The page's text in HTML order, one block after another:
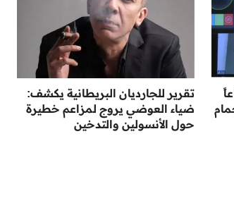
تقرير للجارديان البريطانية يكشف:
ضياء العوضي يروج لمزاعم خطيرة
حول الأنسولين والتدخين